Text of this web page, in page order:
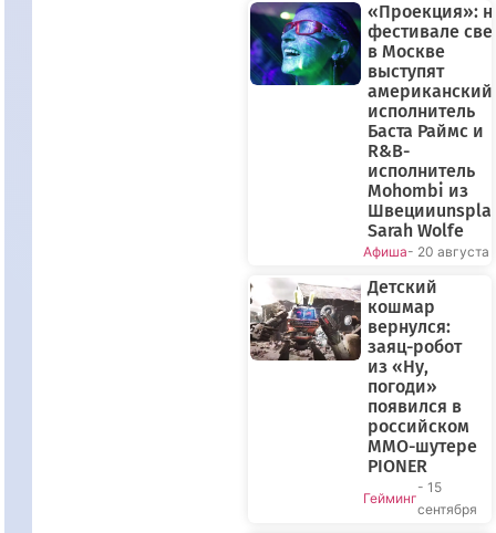
«Проекция»:
фестивале
в Москве
выступят
американский
исполнитель
Баста Раймс и
R&B-
исполнитель
Mohombi из
Sarah Wolfe
Афиша- 20 августа
Детский
кошмар
вернулся:
заяц-робот
из «Ну,
погоди»
появился в
российском
MMO-шутере
PIONER
Гейминг
- 15
сентября